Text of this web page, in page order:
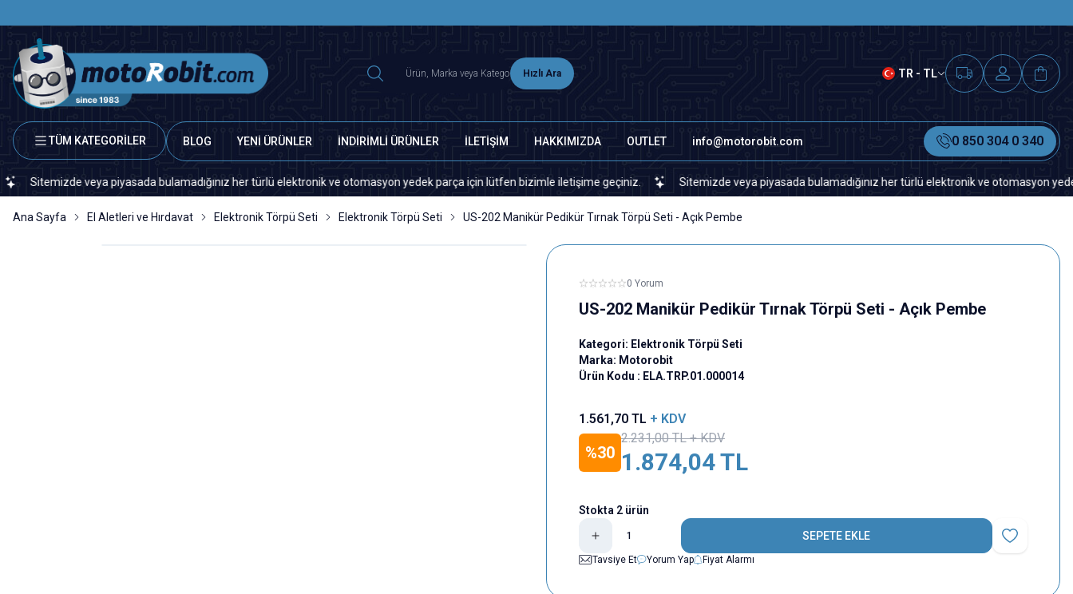
Hızlı Ara TR - TL
TÜM KATEGORİLER BLOG YENİ ÜRÜNLER İNDİRİMLİ ÜRÜNLER İLETİŞİM HAKKIMIZDA OUTLET info@motorobit.com 0 850 304 0 340
veya piyasada bulamadığınız her türlü elektronik ve otomasyon yedek parça için lütfen bizimle iletişime geçiniz. Sitemizde veya piyasada bulamadığınız her türlü elektronik ve otomasyon yedek
Ana Sayfa El Aletleri ve Hırdavat Elektronik Törpü Seti Elektronik Törpü Seti US-202 Manikür Pedikür Tırnak Törpü Seti - Açık Pembe
0 Yorum
US-202 Manikür Pedikür Tırnak Törpü Seti - Açık Pembe
Kategori: Elektronik Törpü Seti
Marka: Motorobit
Ürün Kodu : ELA.TRP.01.000014
1.561,70TL + KDV
%30
2.231,00TL + KDV
1.874,04TL
Stokta 2 ürün
SEPETE EKLE
Favoriye Ekle
Tavsiye Et
Yorum Yap Fiyat Alarmı